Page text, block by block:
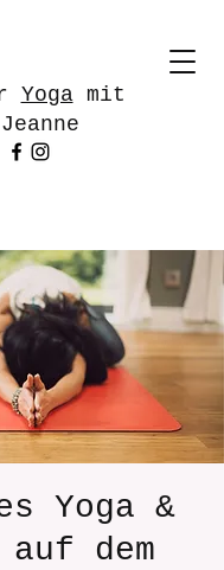
Yogamit
Jeanne
Yoga &
auf dem